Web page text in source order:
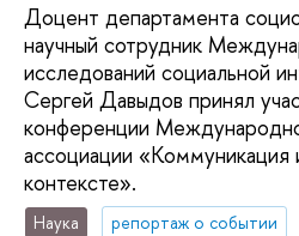
Доцент департамента
научный сотрудник
исследований социальной
Сергей Давыдов принял
конференции
ассоциации «Коммуникация
контексте».
Наука
репортаж о событии